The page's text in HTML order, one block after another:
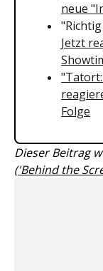
neue
Jetzt
"Tatort:
Folge
Dieser Beitrag
('Behind the